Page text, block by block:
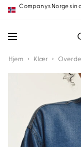
Hopp
frem
innholdet
Companys Norge sin
Hjem › Klær ›